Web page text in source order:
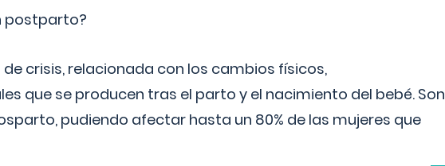
postparto?
crisis, relacionada con los cambios físicos,
que se producen tras el parto y el nacimiento del bebé. Son
pudiendo afectar hasta un 80% de las mujeres que